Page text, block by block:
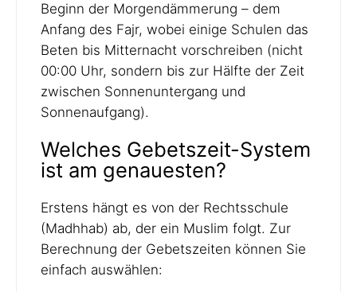
Beginn der Morgendämmerung – dem
Anfang des Fajr, wobei einige Schulen das
Beten bis Mitternacht vorschreiben (nicht
00:00 Uhr, sondern bis zur Hälfte der Zeit
zwischen Sonnenuntergang und
Sonnenaufgang).
Welches Gebetszeit-System
ist am genauesten?
Erstens hängt es von der Rechtsschule
(Madhhab) ab, der ein Muslim folgt. Zur
Berechnung der Gebetszeiten können Sie
einfach auswählen: